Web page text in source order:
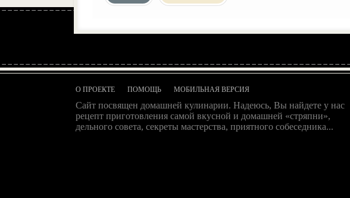
О ПРОЕКТЕ ПОМОЩЬ МОБИЛЬНАЯ ВЕРСИЯ
Сайт посвящен домашней кулинарии. Надеюсь, Вы найдете у нас
рецепт приготовления самой вкусной и домашней «стряпни»,
дельного совета, секреты мастерства, приятного собеседника...